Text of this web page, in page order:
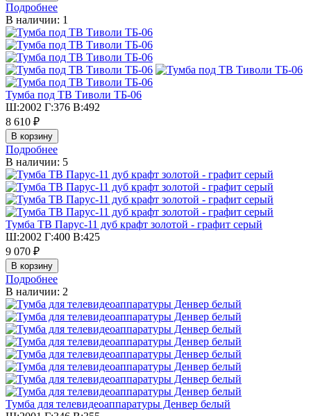
Подробнее
В наличии: 1
Тумба под ТВ Тиволи ТБ-06
Ш:2002 Г:376 В:492
8 610 ₽
Подробнее
В наличии: 5
Тумба ТВ Парус-11 дуб крафт золотой - графит серый
Ш:2002 Г:400 В:425
9 070 ₽
Подробнее
В наличии: 2
Тумба для телевидеоаппаратуры Денвер белый